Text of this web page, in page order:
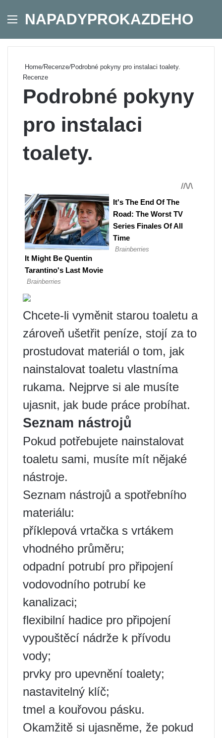
Menu
NAPADYPROKAZDEHO
Home/Recenze/Podrobné pokyny pro instalaci toalety.
Recenze
Podrobné pokyny
pro instalaci
toalety.
Chcete-li vyměnit starou toaletu a
zároveň ušetřit peníze, stojí za to
prostudovat materiál o tom, jak
nainstalovat toaletu vlastníma
rukama. Nejprve si ale musíte
ujasnit, jak bude práce probíhat.
Seznam nástrojů
Pokud potřebujete nainstalovat
toaletu sami, musíte mít nějaké
nástroje.
Seznam nástrojů a spotřebního
materiálu:
příklepová vrtačka s vrtákem
vhodného průměru;
odpadní potrubí pro připojení
vodovodního potrubí ke
kanalizaci;
flexibilní hadice pro připojení
vypouštěcí nádrže k přívodu
vody;
prvky pro upevnění toalety;
nastavitelný klíč;
tmel a kouřovou pásku.
Okamžitě si ujasněme, že pokud